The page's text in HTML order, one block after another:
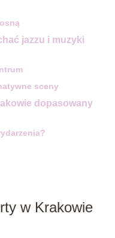
jazzu i muzyki
sceny
dopasowany
w Krakowie